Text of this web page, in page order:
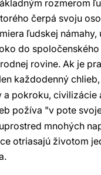
rozmerom
čerpá svoju
ľudskej
do
rovine. Ak je
každodenný
pokroku, civilizácie
požíva "v pote
mnohých
otriasajú životom